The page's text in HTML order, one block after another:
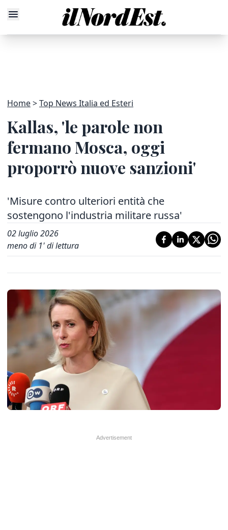
Home Top News Italia ed Esteri
Kallas, 'le parole non
fermano Mosca, oggi
proporrò nuove sanzioni'
'Misure contro ulteriori entità che
sostengono l'industria militare russa'
02 luglio 2026
meno di 1' di lettura